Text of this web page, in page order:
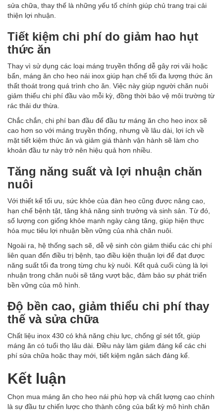
sửa chữa, thay thế là những yếu tố chính giúp chủ trang trại cải
thiện lợi nhuận.
Tiết kiệm chi phí do giảm hao hụt
thức ăn
Thay vì sử dụng các loại máng truyền thống dễ gây rơi vãi hoặc
bẩn, máng ăn cho heo nái inox giúp hạn chế tối đa lượng thức ăn
thất thoát trong quá trình cho ăn. Việc này giúp người chăn nuôi
giảm thiểu chi phí đầu vào mỗi kỳ, đồng thời bảo vệ môi trường từ
rác thải dư thừa.
Chắc chắn, chi phí ban đầu để đầu tư máng ăn cho heo inox sẽ
cao hơn so với máng truyền thống, nhưng về lâu dài, lợi ích về
mặt tiết kiệm thức ăn và giảm giá thành vận hành sẽ làm cho
khoản đầu tư này trở nên hiệu quả hơn nhiều.
Tăng năng suất và lợi nhuận chăn
nuôi
Với thiết kế tối ưu, sức khỏe của đàn heo cũng được nâng cao,
hạn chế bệnh tật, tăng khả năng sinh trưởng và sinh sản. Từ đó,
số lượng con giống khỏe mạnh ngày càng tăng, giúp hiện thực
hóa mục tiêu lợi nhuận bền vững của nhà chăn nuôi.
Ngoài ra, hệ thống sạch sẽ, dễ vệ sinh còn giảm thiểu các chi phí
liên quan đến điều trị bệnh, tạo điều kiện thuận lợi để đạt được
năng suất tối đa trong từng chu kỳ nuôi. Kết quả cuối cùng là lợi
nhuận trong chăn nuôi sẽ tăng vượt bậc, đảm bảo sự phát triển
bền vững của mô hình.
Độ bền cao, giảm thiểu chi phí thay
thế và sửa chữa
Chất liệu inox 430 có khả năng chịu lực, chống gỉ sét tốt, giúp
máng ăn có tuổi thọ lâu dài. Điều này làm giảm đáng kể các chi
phí sửa chữa hoặc thay mới, tiết kiệm ngân sách đáng kể.
Kết luận
Chọn mua máng ăn cho heo nái phù hợp và chất lượng cao chính
là sự đầu tư chiến lược cho thành công của bất kỳ mô hình chăn